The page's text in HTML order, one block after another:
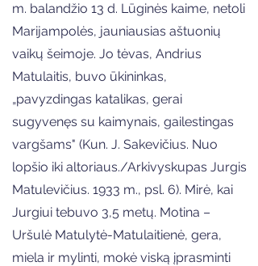
m. balandžio 13 d. Lūginės kaime, netoli
Marijampolės, jauniausias aštuonių
vaikų šeimoje. Jo tėvas, Andrius
Matulaitis, buvo ūkininkas,
„pavyzdingas katalikas, gerai
sugyvenęs su kaimynais, gailestingas
vargšams" (Kun. J. Sakevičius. Nuo
lopšio iki altoriaus./Arkivyskupas Jurgis
Matulevičius. 1933 m., psl. 6). Mirė, kai
Jurgiui tebuvo 3,5 metų. Motina –
Uršulė Matulytė-Matulaitienė, gera,
miela ir mylinti, mokė viską įprasminti